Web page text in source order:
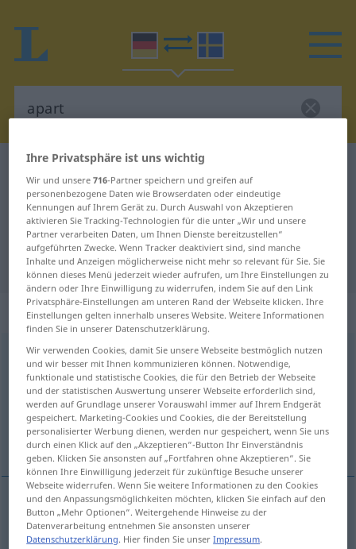
Deutsch-Schwedisch Wörterbuch
Deutsch-Schwedisch Übersetzung
für "apart"
"apart" Schwedisch Übersetzung
„apart“: Adjektiv, Eigenschaftswort
apartadj
Übersicht aller Übersetzungen
(Für mehr Details die Übersetzung anklicken/antippen)
tjusig, exklusiv, egenartad, ovanlig, särskild
tjusig,exklusiv apart(≈ chic)
Ihre Privatsphäre ist uns wichtig
Wir und unsere716-Partner speichern und greifen auf
personenbezogene Daten wie Browserdaten oder eindeutige
Kennungen auf Ihrem Gerät zu. Durch Auswahl von Akzeptieren
aktivieren Sie Tracking-Technologien für die unter „Wir und unsere
Partner verarbeiten Daten, um Ihnen Dienste bereitzustellen“
aufgeführten Zwecke. Wenn Tracker deaktiviert sind, sind manche
Inhalte und Anzeigen möglicherweise nicht mehr so relevant für Sie. Sie
können dieses Menü jederzeit wieder aufrufen, um Ihre Einstellungen zu
ändern oder Ihre Einwilligung zu widerrufen, indem Sie auf den Link
Privatsphäre-Einstellungen am unteren Rand der Webseite klicken. Ihre
Einstellungen gelten innerhalb unseres Website. Weitere Informationen
finden Sie in unserer Datenschutzerklärung.
Wir verwenden Cookies, damit Sie unsere Webseite bestmöglich nutzen
und wir besser mit Ihnen kommunizieren können. Notwendige,
funktionale und statistische Cookies, die für den Betrieb der Webseite
und der statistischen Auswertung unserer Webseite erforderlich sind,
werden auf Grundlage unserer Vorauswahl immer auf Ihrem Endgerät
gespeichert. Marketing-Cookies und Cookies, die der Bereitstellung
personalisierter Werbung dienen, werden nur gespeichert, wenn Sie uns
durch einen Klick auf den „Akzeptieren“-Button Ihr Einverständnis
geben. Klicken Sie ansonsten auf „Fortfahren ohne Akzeptieren“. Sie
können Ihre Einwilligung jederzeit für zukünftige Besuche unserer
Webseite widerrufen. Wenn Sie weitere Informationen zu den Cookies
und den Anpassungsmöglichkeiten möchten, klicken Sie einfach auf den
Button „Mehr Optionen“. Weitergehende Hinweise zu der
Datenverarbeitung entnehmen Sie ansonsten unserer
Datenschutzerklärung. Hier finden Sie unserImpressum.